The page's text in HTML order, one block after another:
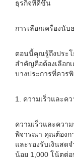
ธุรกิจที่ดีขึ้น
การเลือกเครื่องนั
ตอนนี้คุณรู้ถึงประโ
สำคัญคือต้องเลือก
บางประการที่ควร
1. ความเร็วและคว
ความเร็วและควา
พิจารณา คุณต้องก
และรองรับเงินสด
น้อย 1,000 โน้ตต่